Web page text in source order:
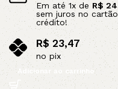
Em até 1x de R$
sem juros no
crédito!
R$23,47
no pix
Adicionar ao carrinho